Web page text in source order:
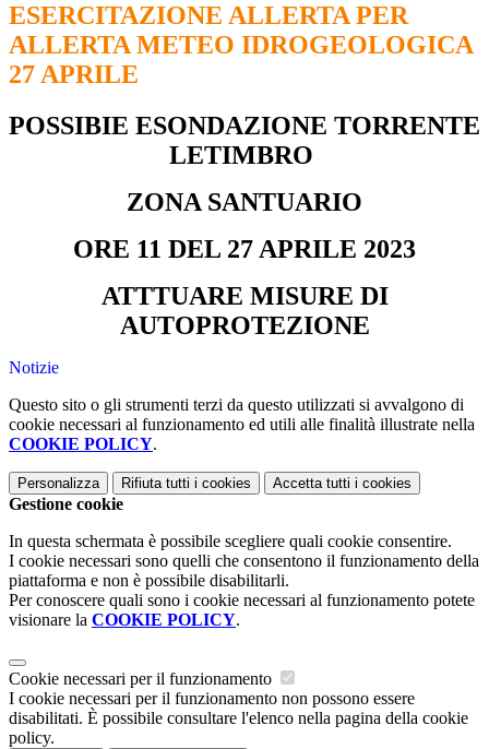
ESERCITAZIONE ALLERTA PER
ALLERTA METEO IDROGEOLOGICA
27 APRILE
POSSIBIE ESONDAZIONE TORRENTE
LETIMBRO
ZONA SANTUARIO
ORE 11 DEL 27 APRILE 2023
ATTTUARE MISURE DI
AUTOPROTEZIONE
Notizie
Questo sito o gli strumenti terzi da questo utilizzati si avvalgono di
cookie necessari al funzionamento ed utili alle finalità illustrate nella
COOKIE POLICY.
Personalizza Rifiuta tutti i cookies Accetta tutti i cookies
Gestione cookie
In questa schermata è possibile scegliere quali cookie consentire.
I cookie necessari sono quelli che consentono il funzionamento della
piattaforma e non è possibile disabilitarli.
Per conoscere quali sono i cookie necessari al funzionamento potete
visionare la COOKIE POLICY.
Cookie necessari per il funzionamento
I cookie necessari per il funzionamento non possono essere
disabilitati. È possibile consultare l'elenco nella pagina della cookie
policy.